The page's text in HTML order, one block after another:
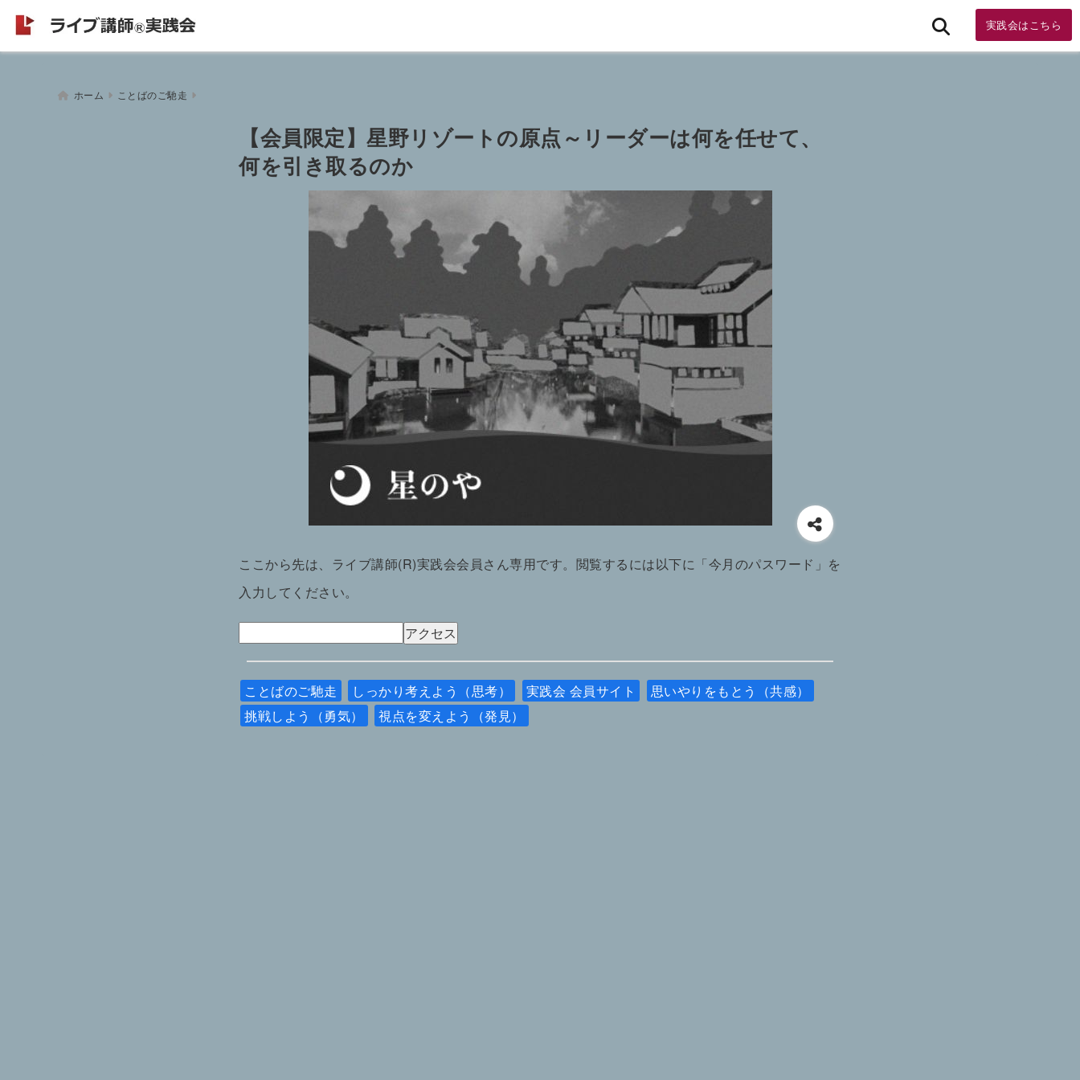
実践会はこちら
ホーム ことばのご馳走
【会員限定】星野リゾートの原点～リーダーは何を任せて、
何を引き取るのか
ここから先は、ライブ講師(R)実践会会員さん専用です。閲覧するには以下に「今月のパスワード」を
入力してください。
ことばのご馳走 しっかり考えよう（思考） 実践会 会員サイト
思いやりをもとう（共感）
挑戦しよう（勇気）
視点を変えよう（発見）